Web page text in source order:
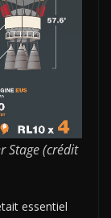
Stage (crédit
essentiel